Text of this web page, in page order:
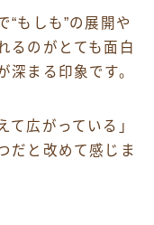
“もしも”の展開や
るのがとても面白
深まる印象です。
て広がっている」
だと改めて感じま